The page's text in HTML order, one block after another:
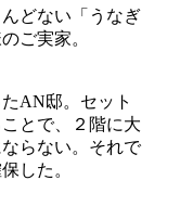
どない「うなぎ
ご実家。
AN邸。セット
とで、２階に大
らない。それで
した。